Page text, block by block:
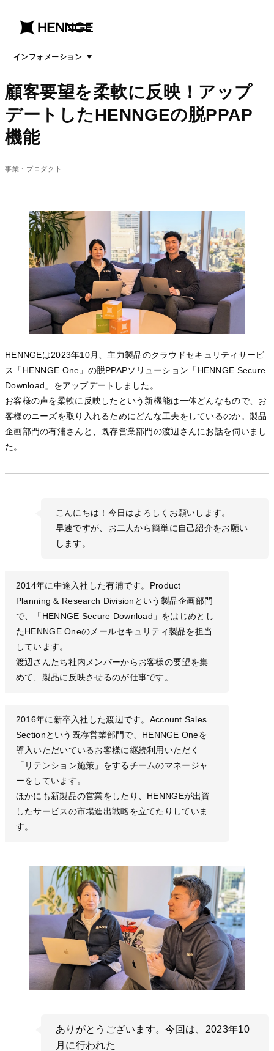
menu
open
インフォメーションmenu
顧客要望を柔軟に反映！アップ
デートしたHENNGEの脱PPAP
機能
事業・プロダクト
HENNGEは2023年10月、主力製品のクラウドセキュリティサービ
ス「HENNGE One」の脱PPAPソリューション
脱PPAPソリューション
脱PPAPソリューション 「HENNGE Secure
Download」をアップデートしました。
お客様の声を柔軟に反映したという新機能は一体どんなもので、お
客様のニーズを取り入れるためにどんな工夫をしているのか。製品
企画部門の有浦さんと、既存営業部門の渡辺さんにお話を伺いまし
た。
こんにちは！今日はよろしくお願いします。
早速ですが、お二人から簡単に自己紹介をお願い
します。
2014年に中途入社した有浦です。Product
Planning & Research Divisionという製品企画部門
で、「HENNGE Secure Download」をはじめとし
たHENNGE Oneのメールセキュリティ製品を担当
しています。
渡辺さんたち社内メンバーからお客様の要望を集
めて、製品に反映させるのが仕事です。
2016年に新卒入社した渡辺です。Account Sales
Sectionという既存営業部門で、HENNGE Oneを
導入いただいているお客様に継続利用いただく
「リテンション施策」をするチームのマネージャ
ーをしています。
ほかにも新製品の営業をしたり、HENNGEが出資
したサービスの市場進出戦略を立てたりしていま
す。
ありがとうございます。今回は、2023年10
月に行われた